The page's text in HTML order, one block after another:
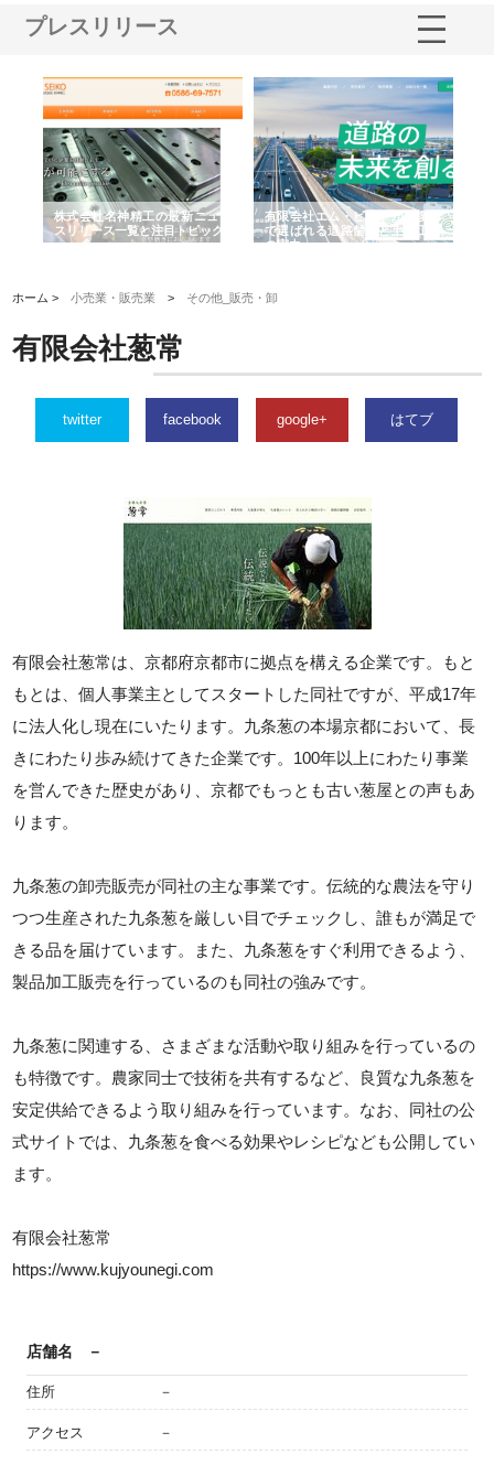
プレスリリース
株式会社名神精工の最新ニュー
スリリース一覧と注目トピック
有限会社エム・ビルドが南多摩
で選ばれる道路舗装と土木工事
の実力
ホーム >小売業・販売業 > その他_販売・卸
有限会社葱常
twitter facebook google+ はてブ
有限会社葱常は、京都府京都市に拠点を構える企業です。もと
もとは、個人事業主としてスタートした同社ですが、平成17年
に法人化し現在にいたります。九条葱の本場京都において、長
きにわたり歩み続けてきた企業です。100年以上にわたり事業
を営んできた歴史があり、京都でもっとも古い葱屋との声もあ
ります。
九条葱の卸売販売が同社の主な事業です。伝統的な農法を守り
つつ生産された九条葱を厳しい目でチェックし、誰もが満足で
きる品を届けています。また、九条葱をすぐ利用できるよう、
製品加工販売を行っているのも同社の強みです。
九条葱に関連する、さまざまな活動や取り組みを行っているの
も特徴です。農家同士で技術を共有するなど、良質な九条葱を
安定供給できるよう取り組みを行っています。なお、同社の公
式サイトでは、九条葱を食べる効果やレシピなども公開してい
ます。
有限会社葱常
https://www.kujyounegi.com
店舗名 －
住所 －
アクセス －